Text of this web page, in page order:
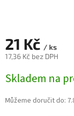
21 Kč / ks
17,36 Kč bez DPH
cena:
Skladem na
Můžeme doručit do: